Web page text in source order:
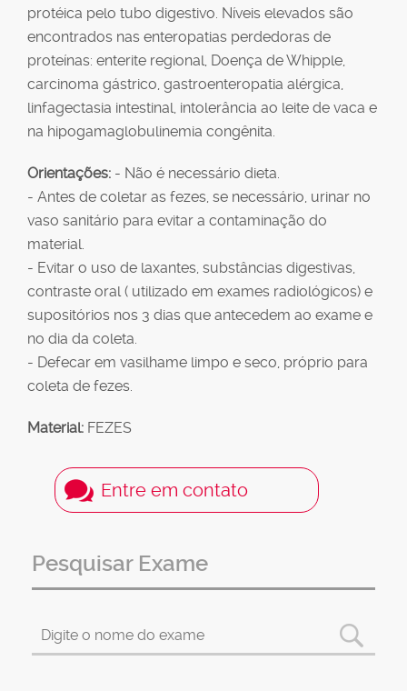
protéica pelo tubo digestivo. Níveis elevados são
encontrados nas enteropatias perdedoras de
proteínas: enterite regional, Doença de Whipple,
carcinoma gástrico, gastroenteropatia alérgica,
linfagectasia intestinal, intolerância ao leite de vaca e
na hipogamaglobulinemia congênita.
Orientações: - Não é necessário dieta.
- Antes de coletar as fezes, se necessário, urinar no
vaso sanitário para evitar a contaminação do
material.
- Evitar o uso de laxantes, substâncias digestivas,
contraste oral ( utilizado em exames radiológicos) e
supositórios nos 3 dias que antecedem ao exame e
no dia da coleta.
- Defecar em vasilhame limpo e seco, próprio para
coleta de fezes.
Material: FEZES
Entre em contato
Pesquisar Exame